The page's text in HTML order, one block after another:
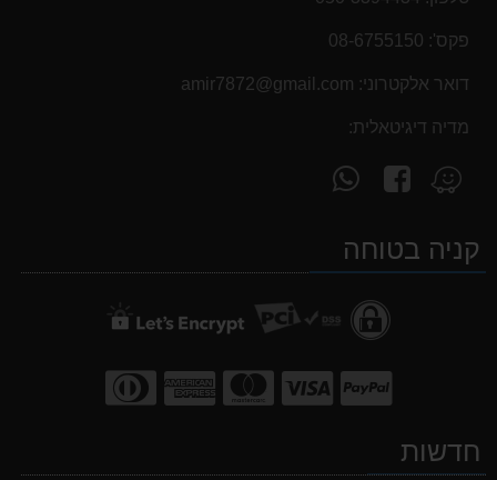
פקס': 08-6755150
דואר אלקטרוני: ‫amir7872@gmail.com‬
מדיה דיגיטאלית:
מצא
אותנו
Waze
עקוב
אחרינו
facebookקניה בטוחה
חדשות